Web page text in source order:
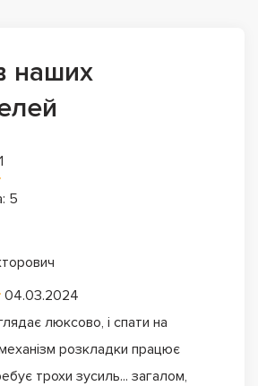
наших
5
04.03.2024
люксово, і спати на
розкладки працює
трохи зусиль... загалом,